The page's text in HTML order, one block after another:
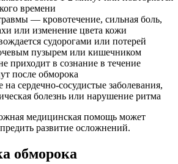
времени
— кровотечение, сильная боль,
или изменение цвета кожи
судорогами или потерей
пузырем или кишечником
приходит в сознание в течение
после обморока
на сердечно-сосудистые заболевания,
болезнь или нарушение ритма
медицинская помощь может
развитие осложнений.
обморока